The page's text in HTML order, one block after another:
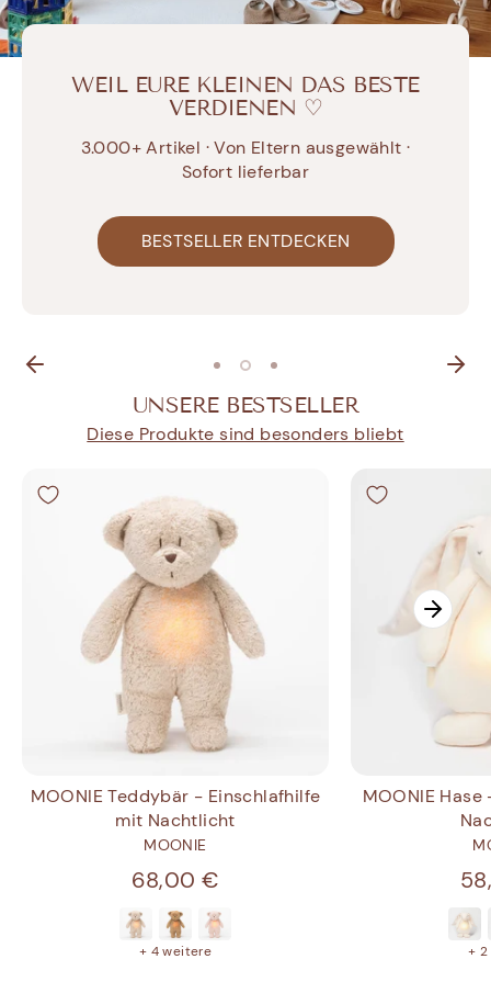
SOMMER ENTDECKEN
WEIL EURE KLEINEN DAS BESTE
VERDIENEN ♡
3.000+ Artikel · Von Eltern ausgewählt ·
Sofort lieferbar
BESTSELLER ENTDECKEN
MOONIE ENTDECKEN
UNSERE BESTSELLER
Diese Produkte sind besonders bliebt
MOONIE Teddybär - Einschlafhilfe
mit Nachtlicht
MOONIE
68,00 €
+ 4 weitere
MOONIE
+